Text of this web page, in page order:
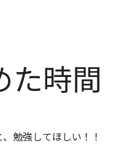
た時間
勉強してほしい！！